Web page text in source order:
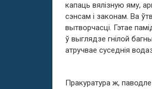
капаць вялізную яму,
сэнсам і законам. Ва
вытворчасці. Гэтае
ў выглядзе гнілой
атручвае суседнія
Пракуратура ж,